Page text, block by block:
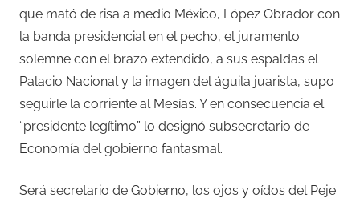
que mató de risa a medio México, López Obrador con
la banda presidencial en el pecho, el juramento
solemne con el brazo extendido, a sus espaldas el
Palacio Nacional y la imagen del águila juarista, supo
seguirle la corriente al Mesías. Y en consecuencia el
“presidente legítimo” lo designó subsecretario de
Economía del gobierno fantasmal.
Será secretario de Gobierno, los ojos y oídos del Peje